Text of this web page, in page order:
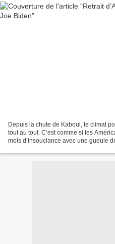
Depuis la chute de Kaboul, le climat
tout au tout. C’est comme si les
mois d’insouciance avec une gueule